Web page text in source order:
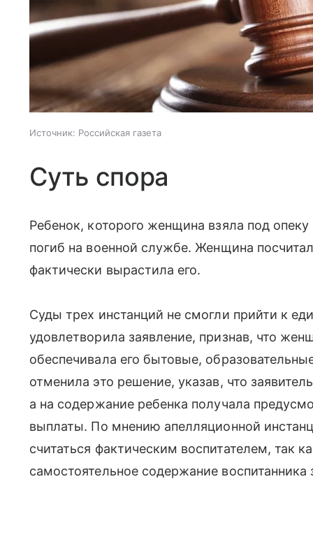
Источник: Российская газета
Суть спора
Ребенок, которого женщина взяла под
погиб на военной службе. Женщина
фактически вырастила его.
Суды трех инстанций не смогли прийти к
удовлетворила заявление, признав, что
обеспечивала его бытовые,
отменила это решение, указав, что
а на содержание ребенка получала
выплаты. По мнению апелляционной
считаться фактическим воспитателем, так
самостоятельное содержание воспитанника